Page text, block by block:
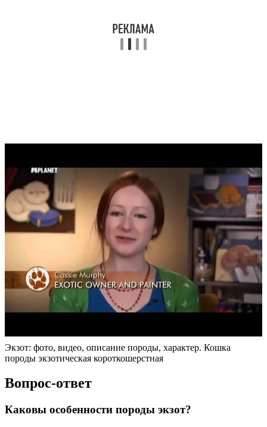
Экзот: фото, видео, описание породы, характер. Кошка
породы экзотическая короткошерстная
Вопрос-ответ
Каковы особенности породы экзот?